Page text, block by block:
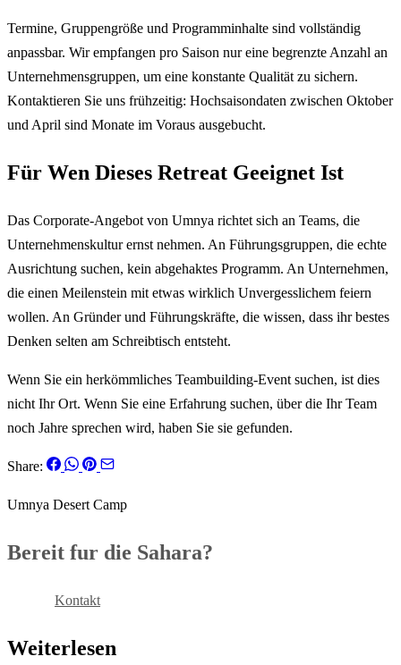
Termine, Gruppengröße und Programminhalte sind vollständig
anpassbar. Wir empfangen pro Saison nur eine begrenzte Anzahl an
Unternehmensgruppen, um eine konstante Qualität zu sichern.
Kontaktieren Sie uns frühzeitig: Hochsaisondaten zwischen Oktober
und April sind Monate im Voraus ausgebucht.
Für Wen Dieses Retreat Geeignet Ist
Das Corporate-Angebot von Umnya richtet sich an Teams, die
Unternehmenskultur ernst nehmen. An Führungsgruppen, die echte
Ausrichtung suchen, kein abgehaktes Programm. An Unternehmen,
die einen Meilenstein mit etwas wirklich Unvergesslichem feiern
wollen. An Gründer und Führungskräfte, die wissen, dass ihr bestes
Denken selten am Schreibtisch entsteht.
Wenn Sie ein herkömmliches Teambuilding-Event suchen, ist dies
nicht Ihr Ort. Wenn Sie eine Erfahrung suchen, über die Ihr Team
noch Jahre sprechen wird, haben Sie sie gefunden.
Share:
Umnya Desert Camp
Bereit fur die Sahara?
Kontakt
Weiterlesen